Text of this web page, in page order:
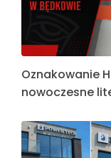
Oznakowanie
nowoczesne